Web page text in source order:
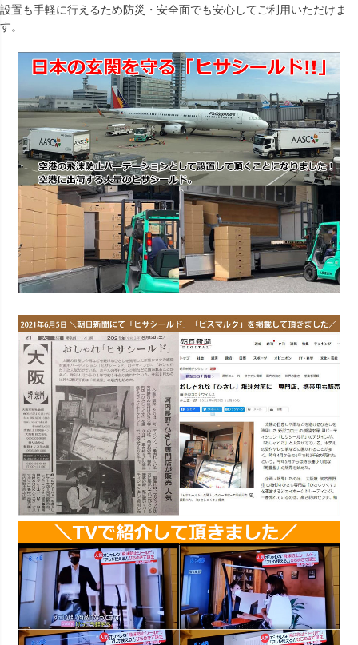
設置も手軽に行えるため防災・安全面でも安心してご利用いただけま
す。